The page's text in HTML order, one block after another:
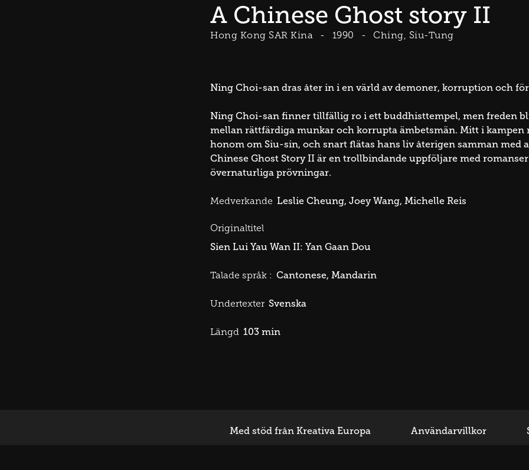
A Chinese Ghost story II
Hong Kong SAR Kina 1990 Ching, Siu-Tung
Ning Choi-san dras åter in i en värld av demoner, korruption och
Ning Choi-san finner tillfällig ro i ett buddhisttempel, men freden
mellan rättfärdiga munkar och korrupta ämbetsmän. Mitt i
honom om Siu-sin, och snart flätas hans liv återigen samman med
Chinese Ghost Story II är en trollbindande uppföljare med
övernaturliga prövningar.
Medverkande Leslie Cheung Joey Wang Michelle Reis
Originaltitel
Sien Lui Yau Wan II: Yan Gaan Dou
Talade språk : Cantonese Mandarin
Undertexter Svenska
Längd 103 min
Med stöd från Kreativa Europa Användarvillkor